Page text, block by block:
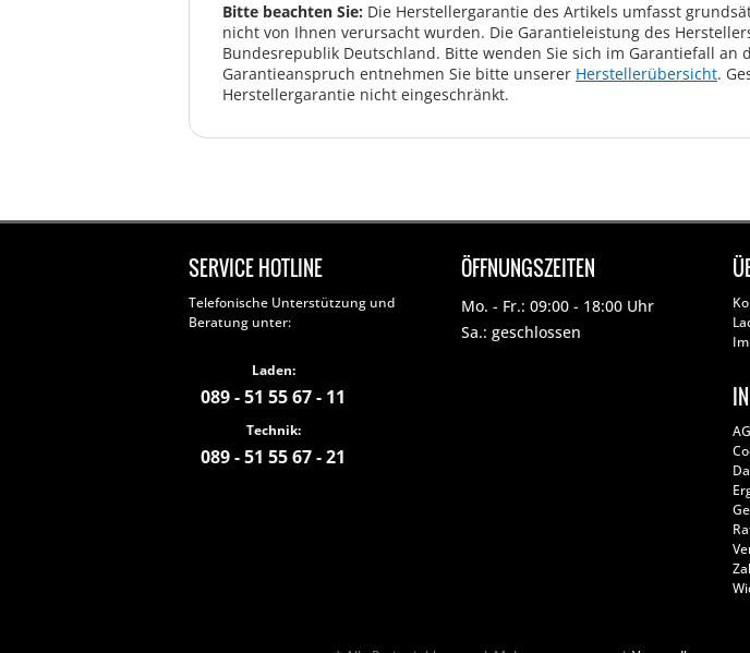
Bitte beachten Sie: Die Herstellergarantie des Artikels umfasst
nicht von Ihnen verursacht wurden. Die Garantieleistung des
Bundesrepublik Deutschland. Bitte wenden Sie sich im Garantiefall
Garantieanspruch entnehmen Sie bitte unserer Herstellerübersicht.
Herstellergarantie nicht eingeschränkt.
SERVICE HOTLINE
Telefonische Unterstützung und
Beratung unter:
Laden:
089 - 51 55 67 - 11
Technik:
089 - 51 55 67 - 21
ÖFFNUNGSZEITEN
Mo. - Fr.: 09:00 - 18:00 Uhr
Sa.: geschlossen